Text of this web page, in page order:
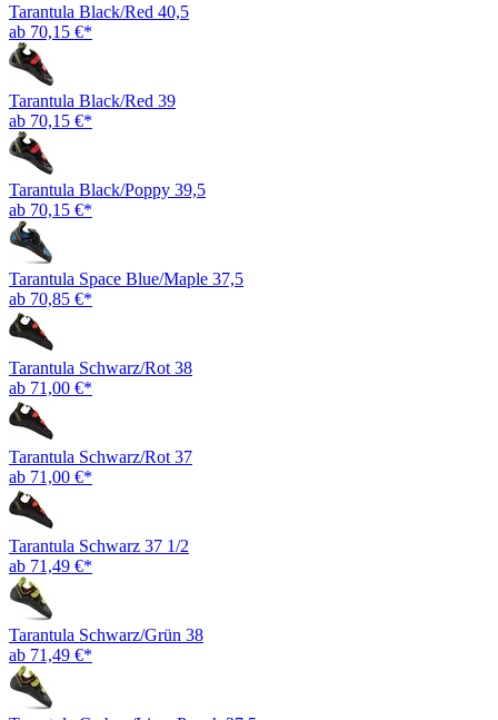
Tarantula Black/Red 40,5
ab 70,15 €*
Tarantula Black/Red 39
ab 70,15 €*
Tarantula Black/Poppy 39,5
ab 70,15 €*
Tarantula Space Blue/Maple 37,5
ab 70,85 €*
Tarantula Schwarz/Rot 38
ab 71,00 €*
Tarantula Schwarz/Rot 37
ab 71,00 €*
Tarantula Schwarz 37 1/2
ab 71,49 €*
Tarantula Schwarz/Grün 38
ab 71,49 €*